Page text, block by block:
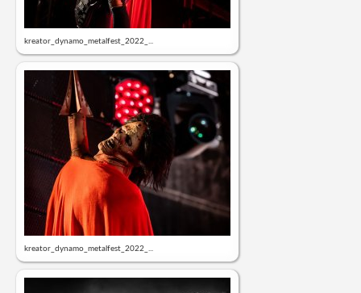
kreator_dynamo_metalfest_2022_...
kreator_dynamo_metalfest_2022_...